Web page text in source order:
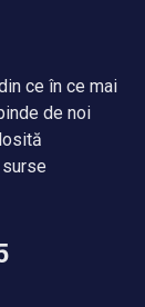
ce în ce mai
de noi